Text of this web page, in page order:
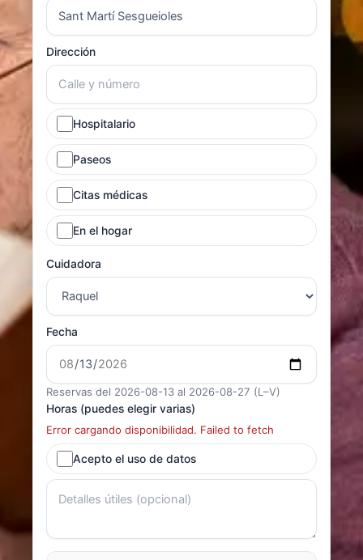
Dirección
Hospitalario
Paseos
Citas médicas
En el hogar
Cuidadora
Fecha
Reservas del 2026-08-13 al 2026-08-27 (L–V)
Horas (puedes elegir varias)
Error cargando disponibilidad. Failed to fetch
Acepto el uso de datos